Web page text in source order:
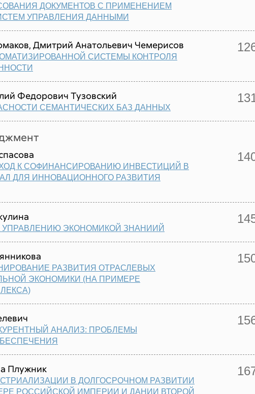
ДОКУМЕНТОВ С ПРИМЕНЕНИЕМ
УПРАВЛЕНИЯ ДАННЫМИ
Дмитрий Анатольевич Чемерисов
СИСТЕМЫ КОНТРОЛЯ
Федорович Тузовский
СЕМАНТИЧЕСКИХ БАЗ ДАННЫХ
К СОФИНАНСИРОВАНИЮ ИНВЕСТИЦИЙ В
ДЛЯ ИННОВАЦИОННОГО РАЗВИТИЯ
ЭКОНОМИКОЙ ЗНАНИИЙ
РАЗВИТИЯ ОТРАСЛЕВЫХ
ЭКОНОМИКИ (НА ПРИМЕРЕ
АНАЛИЗ: ПРОБЛЕМЫ
Плужник
В ДОЛГОСРОЧНОМ РАЗВИТИИ
РОССИЙСКОЙ ИМПЕРИИ И ДАНИИ ВТОРОЙ